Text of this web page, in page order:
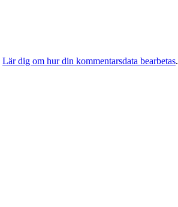
Lär dig om hur din kommentarsdata bearbetas.